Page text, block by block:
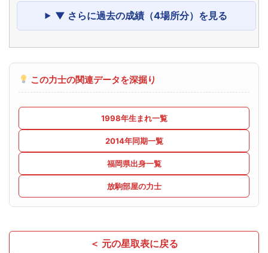
▼ さらに過去の成績（4場所分）を見る
この力士の関連データを深掘り
1998年生まれ一覧
2014年同期一覧
福岡県出身一覧
放駒部屋の力士
＜ 元の星取表に戻る